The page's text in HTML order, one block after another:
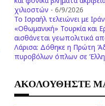
χιλιοστών - 6/9/2026
Το Ισραήλ τελειώνει με Ιράν
«Οθωμανική» Τουρκία και
αισθάνεται γεωπολιτικά
Λάρισα: Δόθηκε η Πρώτη
πυροβόλων όπλων σε
ΑΚΟΛΟΥΘΗΣΤΕ